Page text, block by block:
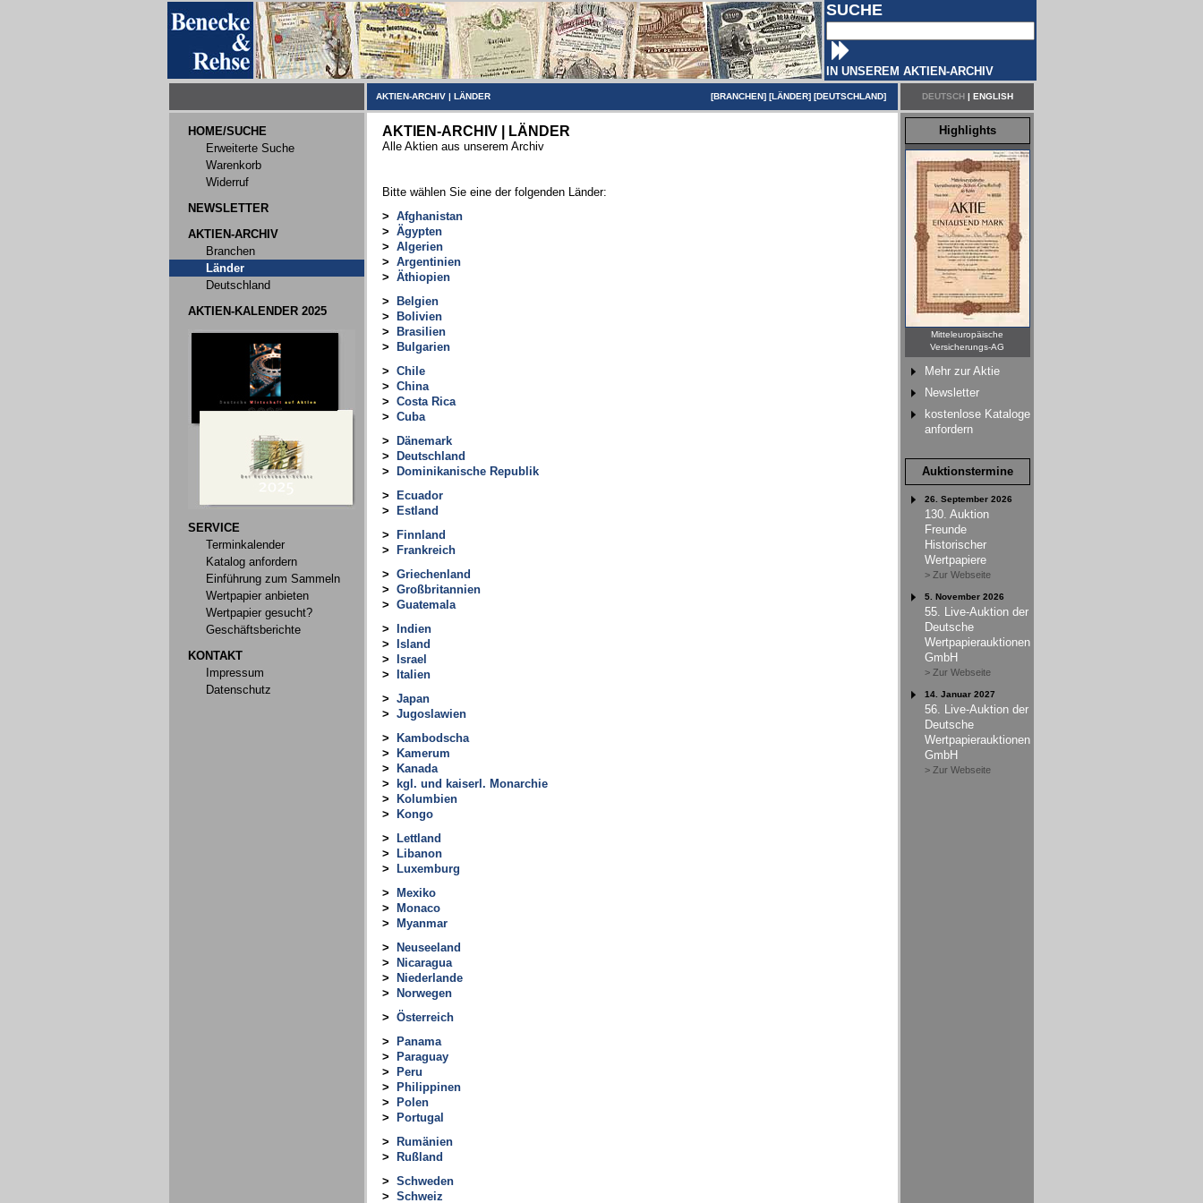
SUCHE
IN UNSEREM AKTIEN-ARCHIV
AKTIEN-ARCHIV | LÄNDER [BRANCHEN] [LÄNDER] [DEUTSCHLAND] DEUTSCH| ENGLISH
HOME/SUCHE
Erweiterte Suche
Warenkorb
Widerruf
NEWSLETTER
AKTIEN-ARCHIV
Branchen
Länder
Deutschland
AKTIEN-KALENDER 2025
SERVICE
Terminkalender
Katalog anfordern
Einführung zum Sammeln
Wertpapier anbieten
Wertpapier gesucht?
Geschäftsberichte
KONTAKT
Impressum
Datenschutz
AKTIEN-ARCHIV | LÄNDER
Alle Aktien aus unserem Archiv
Bitte wählen Sie eine der folgenden Länder:
> Afghanistan
> Ägypten
> Algerien
> Argentinien
> Äthiopien
>
Belgien
>
Bolivien
>
Brasilien
>
Bulgarien
> Chile
> China
> Costa Rica
> Cuba
>
Dänemark
>
Deutschland
>
Dominikanische Republik
>
Ecuador
>
Estland
>
Finnland
>
Frankreich
> Griechenland
> Großbritannien
> Guatemala
>
Indien
>
Island
>
Israel
>
Italien
> Japan
> Jugoslawien
>
Kambodscha
>
Kamerum
>
Kanada
>
kgl. und kaiserl. Monarchie
>
Kolumbien
>
Kongo
>
Lettland
>
Libanon
>
Luxemburg
>
Mexiko
>
Monaco
>
Myanmar
>
Neuseeland
>
Nicaragua
>
Niederlande
>
Norwegen
> Österreich
>
Panama
>
Paraguay
>
Peru
>
Philippinen
>
Polen
>
Portugal
>
Rumänien
>
Rußland
> Schweden
> Schweiz
Highlights
Mitteleuropäische
Versicherungs-AG
Mehr zur Aktie
Newsletter
kostenlose Kataloge
anfordern
Auktionstermine
26. September 2026
130. Auktion
Freunde
Historischer
Wertpapiere
> Zur Webseite
5. November 2026
55. Live-Auktion der
Deutsche
Wertpapierauktionen
GmbH
> Zur Webseite
14. Januar 2027
56. Live-Auktion der
Deutsche
Wertpapierauktionen
GmbH
> Zur Webseite